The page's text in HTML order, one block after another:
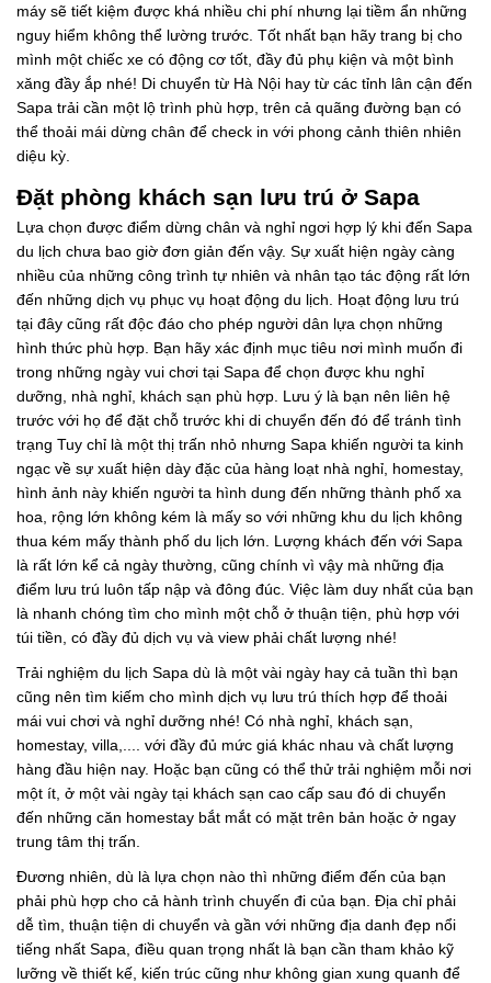
máy sẽ tiết kiệm được khá nhiều chi phí nhưng lại tiềm ẩn những
nguy hiểm không thể lường trước. Tốt nhất bạn hãy trang bị cho
mình một chiếc xe có động cơ tốt, đầy đủ phụ kiện và một bình
xăng đầy ắp nhé! Di chuyển từ Hà Nội hay từ các tỉnh lân cận đến
Sapa trải cần một lộ trình phù hợp, trên cả quãng đường bạn có
thể thoải mái dừng chân để check in với phong cảnh thiên nhiên
diệu kỳ.
Đặt phòng khách sạn lưu trú ở Sapa
Lựa chọn được điểm dừng chân và nghỉ ngơi hợp lý khi đến Sapa
du lịch chưa bao giờ đơn giản đến vậy. Sự xuất hiện ngày càng
nhiều của những công trình tự nhiên và nhân tạo tác động rất lớn
đến những dịch vụ phục vụ hoạt động du lịch. Hoạt động lưu trú
tại đây cũng rất độc đáo cho phép người dân lựa chọn những
hình thức phù hợp. Bạn hãy xác định mục tiêu nơi mình muốn đi
trong những ngày vui chơi tại Sapa để chọn được khu nghỉ
dưỡng, nhà nghỉ, khách sạn phù hợp. Lưu ý là bạn nên liên hệ
trước với họ để đặt chỗ trước khi di chuyển đến đó để tránh tình
trạng Tuy chỉ là một thị trấn nhỏ nhưng Sapa khiến người ta kinh
ngạc về sự xuất hiện dày đặc của hàng loạt nhà nghỉ, homestay,
hình ảnh này khiến người ta hình dung đến những thành phố xa
hoa, rộng lớn không kém là mấy so với những khu du lịch không
thua kém mấy thành phố du lịch lớn. Lượng khách đến với Sapa
là rất lớn kể cả ngày thường, cũng chính vì vậy mà những địa
điểm lưu trú luôn tấp nập và đông đúc. Việc làm duy nhất của bạn
là nhanh chóng tìm cho mình một chỗ ở thuận tiện, phù hợp với
túi tiền, có đầy đủ dịch vụ và view phải chất lượng nhé!
Trải nghiệm du lịch Sapa dù là một vài ngày hay cả tuần thì bạn
cũng nên tìm kiếm cho mình dịch vụ lưu trú thích hợp để thoải
mái vui chơi và nghỉ dưỡng nhé! Có nhà nghỉ, khách sạn,
homestay, villa,.... với đầy đủ mức giá khác nhau và chất lượng
hàng đầu hiện nay. Hoặc bạn cũng có thể thử trải nghiệm mỗi nơi
một ít, ở một vài ngày tại khách sạn cao cấp sau đó di chuyển
đến những căn homestay bắt mắt có mặt trên bản hoặc ở ngay
trung tâm thị trấn.
Đương nhiên, dù là lựa chọn nào thì những điểm đến của bạn
phải phù hợp cho cả hành trình chuyến đi của bạn. Địa chỉ phải
dễ tìm, thuận tiện di chuyển và gần với những địa danh đẹp nổi
tiếng nhất Sapa, điều quan trọng nhất là bạn cần tham khảo kỹ
lưỡng về thiết kế, kiến trúc cũng như không gian xung quanh để